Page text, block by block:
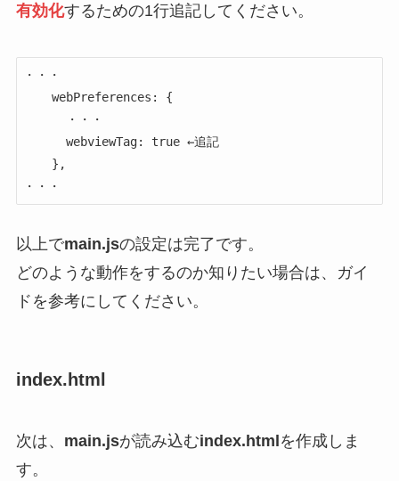
有効化するための1行追記してください。
・・・
・・・
以上でmain.jsの設定は完了です。
どのような動作をするのか知りたい場合は、ガイ
ドを参考にしてください。
index.html
次は、 main.jsが読み込むindex.html を作成しま
す。